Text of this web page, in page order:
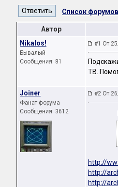
Список форумов
Автор
Nikalos!
Бывалый
Сообщения: 81
#1 От
ТВ.
Joiner
Фанат форума
Сообщения: 3612
#2 От
http://
http://
http://